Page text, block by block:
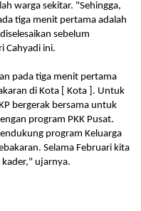
warga sekitar. "Sehingga,
tiga menit pertama adalah
sebelum
Cahyadi ini.
pada tiga menit pertama
di Kota [ Kota ]. Untuk
bergerak bersama untuk
program PKK Pusat.
program Keluarga
Selama Februari kita
ujarnya.